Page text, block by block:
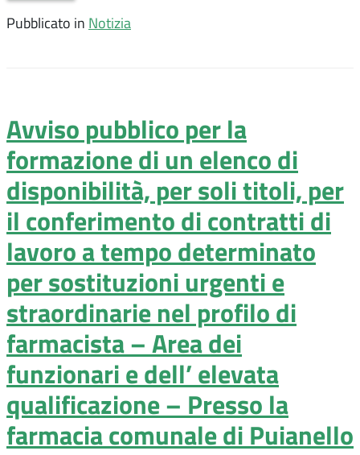
Pubblicato in Notizia
Avviso pubblico per la
formazione di un elenco di
disponibilità, per soli titoli, per
il conferimento di contratti di
lavoro a tempo determinato
per sostituzioni urgenti e
straordinarie nel profilo di
farmacista – Area dei
funzionari e dell’ elevata
qualificazione – Presso la
farmacia comunale di Puianello